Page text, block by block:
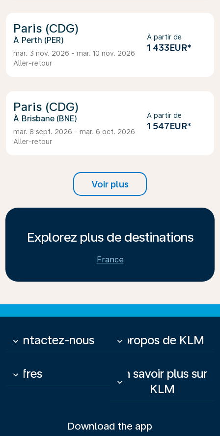
Paris (CDG)
Perth (PER)
mar. 3 nov. 2026 - mar. 10 nov. 2026
Aller-retour
À partir de
1 433EUR*
Paris (CDG)
Brisbane (BNE)
mar. 8 sept. 2026 - mar. 6 oct. 2026
Aller-retour
À partir de
1 547EUR*
Voir plus
Explorez plus de destinations
France
Contactez-nous
keyboard_arrow_down À propos de KLM
keyboard_arrow_down
Offres
keyboard_arrow_down
En savoir plus sur
KLM
keyboard_arrow_down
Download the app